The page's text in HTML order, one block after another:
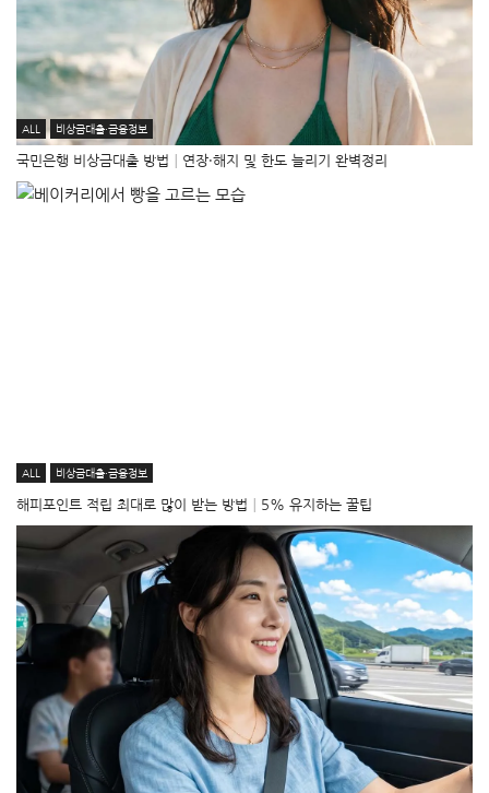
ALL 비상금대출·금융정보
국민은행 비상금대출 방법│연장·해지 및 한도 늘리기 완벽정리
ALL 비상금대출·금융정보
해피포인트 적립 최대로 많이 받는 방법│5% 유지하는 꿀팁